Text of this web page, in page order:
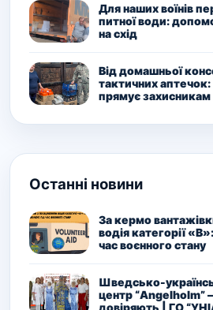
Для наших воїнів
питної води:
на схід
Від домашньої
тактичних
прямує захисникам
Останні новини
За кермо
водія категорії
час воєнного стану
Шведсько-
центр “Angelholm”
довіряють | ГО